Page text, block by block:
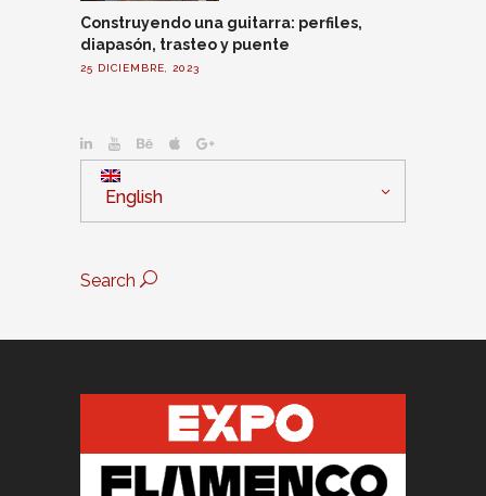
Construyendo una guitarra: perfiles,
diapasón, trasteo y puente
25 DICIEMBRE, 2023
English
Search